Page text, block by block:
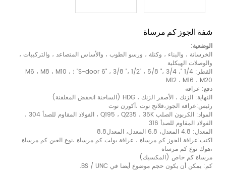
شفة الجوز كم مرساة
الوضعية:
الخرسانة ، والبناء ، وكتلة ، ورسو الطوب ، والأساس المتصاعد ، والتركيبات ،
والوصلات الهيكلية
القطر: 1/4 "، S-door 6" ، 3/8 "، 1/2" ، 5/8 "، 3/4" ؛ M6 ، M8 ، M10 ،
M12 ، M16 ، M20
دفع: عرافة
النهاية: الزنك ، الأصفر الزنك ، HDG (الساخنة انخفض المغلفنة)
رئيس:عرافة الجوز،فلانج نوت ،أكورن نوت
المواد: الكربون الصلب Q195 ، Q235 ، 35K ، الفولاذ المقاوم للصدأ 304 ،
الفولاذ المقاوم للصدأ 316
المعدل: 4.8 المعدل، 6.8 المعدل، المعدل8.8
اكتب:عرافة الجوز كم مرساة ، عرافة بولت كم مرساة ،نوع العين كم مرساة
،هوك نوع كم مرساة
مرساة كم خاص (المكسيك)
كم: يمكن أن يكون حجم موضوع أيضا في BS / UNC.